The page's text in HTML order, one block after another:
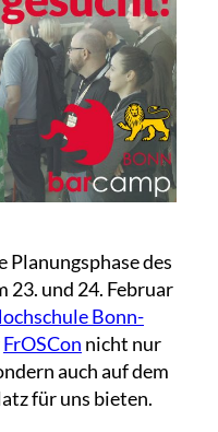
Planungsphase des
23. und 24. Februar
Bonn-
FrOSCon nicht nur
auch auf dem
für uns bieten.